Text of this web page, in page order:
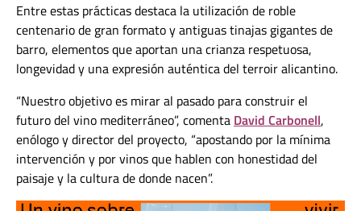
Entre estas prácticas destaca la utilización de roble
centenario de gran formato y antiguas tinajas gigantes de
barro, elementos que aportan una crianza respetuosa,
longevidad y una expresión auténtica del terroir alicantino.
“Nuestro objetivo es mirar al pasado para construir el
futuro del vino mediterráneo”, comenta David Carbonell,
enólogo y director del proyecto, “apostando por la mínima
intervención y por vinos que hablen con honestidad del
paisaje y la cultura de donde nacen”.